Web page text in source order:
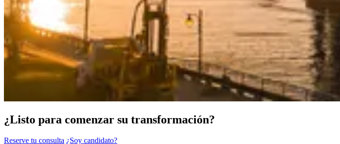
¿Listo para comenzar su transformación?
Reserve tu consulta ¿Soy candidato?